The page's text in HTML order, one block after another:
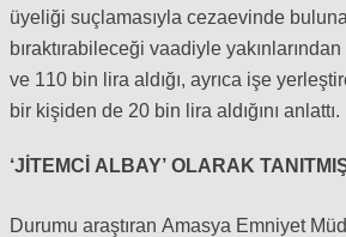
üyeliği suçlamasıyla cezaevinde
bıraktırabileceği vaadiyle
ve 110 bin lira aldığı, ayrıca işe
bir kişiden de 20 bin lira aldığını anlattı.
‘JİTEMCİ ALBAY’ OLARAK
Durumu araştıran Amasya Emniyet